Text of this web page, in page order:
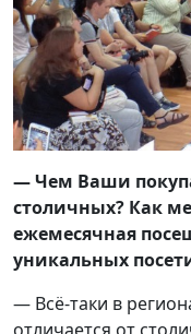
— Чем Ваши
столичных? Как
ежемесячная
уникальных
— Всё-таки в